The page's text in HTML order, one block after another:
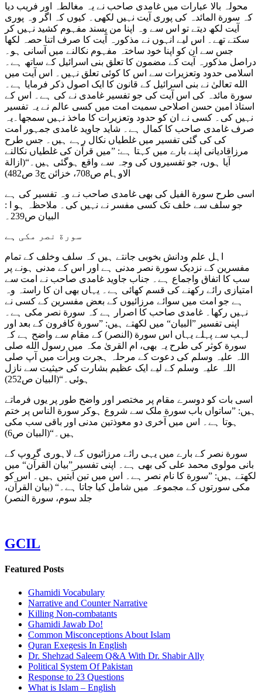
محولہ بالا عبارات میں غامدی صاحب نے یہ مغالطہ اور فریب دیا
کہ سورة المائدہ کی پوری آیت نہیں لکھی۔ کیوں کہ اگر وہ پوری
آیت لکھ دیتے تو اس سے وہ اپنا من پسند مفہوم کشید نہیں کر
سکتے تھے۔ اس لیے انہوں نے مذکورہ آیت کا صرف اتنا حصہ لکھا
جس سے ان کو اپنا خود ساختہ مفہوم نکالنے میں آسانی ہو۔
دراصل مذکورہ آیت کے مضمون کا تعلق بنی اسرائیل کے ساتھ ہے۔
اسلامی حدود وتعزیرات سے اس کا کوئی تعلق نہیں۔ اس آیت میں
الله تعالیٰ نے بنی اسرائیل کے قانون کا ایک اصول ذکر فرمایا ہے۔
سورة مائدہ کی اس آیت کی جو تفسیر غامدی نے کی ہے۔ اس کے
استاذ امین حسن اصلاحی سمیت امت میں کسی عالم نے یہ تفسیر
نہیں کی۔ کسی نے ان کو حدود وتعزیرات کا ماخذ نہیں سمجھا۔یہ
صرف غامدی صاحب کا کمال ہے۔ شاید جاوید غامدی جمہور امت
کی کی گئی تفسیر میں غلطیاں نکال رہے ہیں۔ جس طرح
مرزاقادیانی اپنے بارے میں کہتا ہے: ”میں قرآن کی غلطیاں نکالنے
آیا ہوں، جو تفسیروں کی وجہ سے واقع ہوگئی ہیں۔“(ازالة
الاوہام ص708، خزائن ج3 ص482)
اسی طرح سورة الفیل کی بھی غامدی صاحب نے وہ تفسیر کی ہے
جو سلف سے خلف تک کسی مفسر نے نہیں کی۔ ملاحظہ ہو ا :
البیان ص239۔
سورة نصر مکی ہے
اہل علم ودانش بخوبی جانتے ہیں کہ سلف وخلف کے تمام
مفسرین کے نزدیک سورة نصر مدنی ہے اور اس کے مدنی ہونے پر
سب کا اتفاق واجماع ہے۔ جناب جاوید غامدی صاحب نے امت سے
امتیازی رائے رکھنے کی قسم کھائی ہے۔ یہاں بھی ان کا راستہ وہ
ہے جو امت میں سوائے مرزائیوں کے بعض مفسرین کے کسی نے
نہیں رکھا۔ غامدی صاحب کا اصرار ہے کہ سورة نصر مکی ہے۔
اپنی تفسیر ”البیان“ میں لکھتے ہیں: ”سورة کافرون کے بعد اور
لہب سے پہلے یہاں اس سورة (النصر) کے مقام سے واضح ہے کہ
سورة کوثر کی طرح یہ بھی، ام القریٰ مکہ میں رسول الله صلی
اللہ علیہ وسلم کی دعوت کے مرحلہ ہجرت وبرأت میں آپ صلی
اللہ علیہ وسلم کے لیے ایک عظیم بشارت کی حیثیت سے نازل
ہوئی۔“(البیان ص252)
اسی بات کو دوسرے مقام پر مختصر اور واضح طور پر یوں فرماتے
ہیں: ”ساتواں باب سورة ملک سے شروع ہوکر سورة الناس پر ختم
ہوتا ہے۔ اس میں آخری دو معوذتین مدنی اور باقی سب مکی
ہیں۔“(البیان ص6)
سورة نصر کے بارے میں یہی رائے مرزائیوں کے لاہوری گروپ کے
بانی مولوی محمد علی کی بھی ہے۔ اپنی تفسیر ”بیان القرآن“ میں
لکھتے ہیں: ”سورة کا نام نصر ہے۔ اس میں تین آیتیں ہیں۔ اس کو
مکی سورتوں کے مجموعہ میں شامل کیا جاتا ہے۔“ (بیان القرآن،
جلد سوم، سورة النصر)
GCIL
Featured Posts
Ghamidi Vocabulary
Narrative and Counter Narrative
Killing Non-combatants
Ghamidi Jawab Do!
Common Misconceptions About Islam
Quran Exegesis In English
Dr. Shehzad Saleem Q&A With Dr. Shabir Ally
Political System Of Pakistan
Response to 23 Questions
What is Islam – English